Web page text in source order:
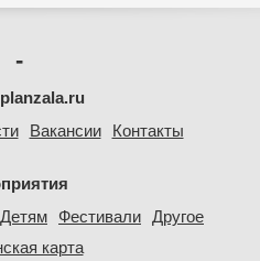
Детям Фестивали Другое
карта
-
Вакансии Контакты